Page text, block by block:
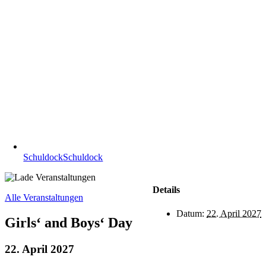
SchuldockSchuldock
Alle Veranstaltungen
Girls‘ and Boys‘ Day
22. April 2027
Details
Datum: 22. April 2027